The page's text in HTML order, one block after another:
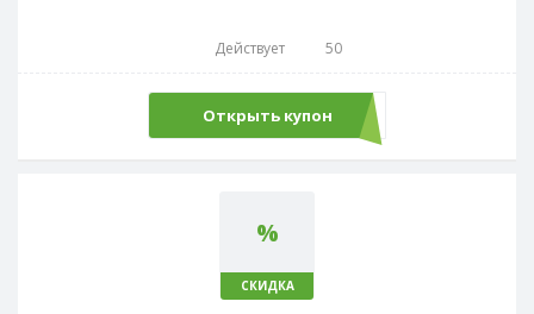
Действует 50
Открыть купон
welcome300
%
СКИДКА